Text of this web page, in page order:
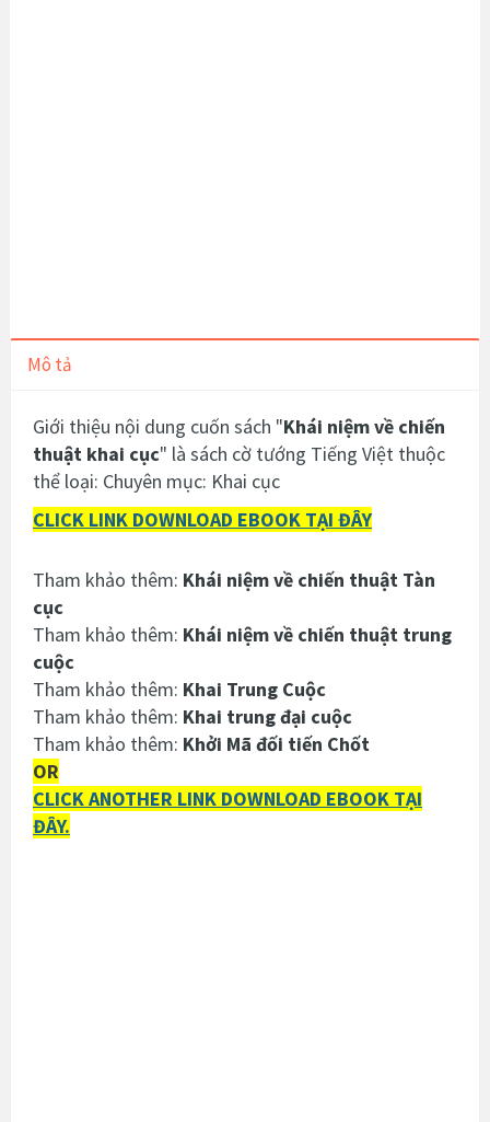
Mô tả
Giới thiệu nội dung cuốn sách "Khái niệm về chiến
thuật khai cục" là sách cờ tướng Tiếng Việt thuộc
thể loại: Chuyên mục: Khai cục
CLICK LINK DOWNLOAD EBOOK TẠI ĐÂY
Tham khảo thêm: Khái niệm về chiến thuật Tàn
cục
Tham khảo thêm: Khái niệm về chiến thuật trung
cuộc
Tham khảo thêm: Khai Trung Cuộc
Tham khảo thêm: Khai trung đại cuộc
Tham khảo thêm: Khởi Mã đối tiến Chốt
OR
CLICK ANOTHER LINK DOWNLOAD EBOOK TẠI
ĐÂY.